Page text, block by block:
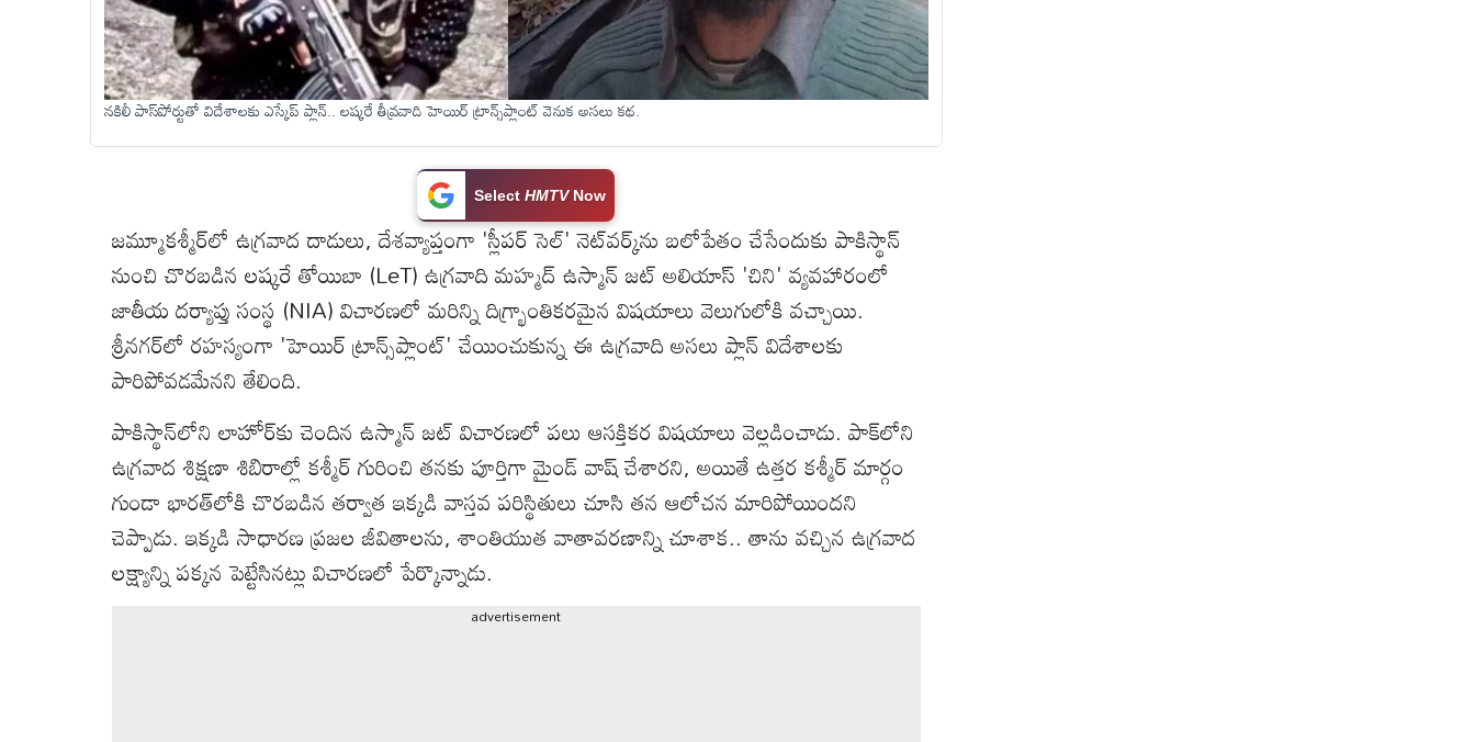
వ్యవసాయం
ఆటోమొబైల్
నకిలీ పాస్‌పోర్టుతో విదేశాలకు ఎస్కేప్ ప్లాన్.. లష్కరే తీవ్రవాది హెయిర్ ట్రాన్స్‌ప్లాంట్ వెనుక అసలు కథ.
SelectHMTVNow
జమ్మూకశ్మీర్‌లో ఉగ్రవాద దాడులు, దేశవ్యాప్తంగా 'స్లీపర్ సెల్' నెట్‌వర్క్‌ను బలోపేతం చేసేందుకు పాకిస్థాన్
నుంచి చొరబడిన లష్కరే తోయిబా (LeT) ఉగ్రవాది మహ్మద్ ఉస్మాన్ జట్ అలియాస్ 'చిని' వ్యవహారంలో
జాతీయ దర్యాప్తు సంస్థ (NIA) విచారణలో మరిన్ని దిగ్భ్రాంతికరమైన విషయాలు వెలుగులోకి వచ్చాయి.
శ్రీనగర్‌లో రహస్యంగా 'హెయిర్ ట్రాన్స్‌ప్లాంట్' చేయించుకున్న ఈ ఉగ్రవాది అసలు ప్లాన్ విదేశాలకు
పారిపోవడమేనని తేలింది.
పాకిస్థాన్‌లోని లాహోర్‌కు చెందిన ఉస్మాన్ జట్ విచారణలో పలు ఆసక్తికర విషయాలు వెల్లడించాడు. పాక్‌లోని
ఉగ్రవాద శిక్షణా శిబిరాల్లో కశ్మీర్ గురించి తనకు పూర్తిగా మైండ్ వాష్ చేశారని, అయితే ఉత్తర కశ్మీర్ మార్గం
గుండా భారత్‌లోకి చొరబడిన తర్వాత ఇక్కడి వాస్తవ పరిస్థితులు చూసి తన ఆలోచన మారిపోయిందని
చెప్పాడు. ఇక్కడి సాధారణ ప్రజల జీవితాలను, శాంతియుత వాతావరణాన్ని చూశాక.. తాను వచ్చిన ఉగ్రవాద
లక్ష్యాన్ని పక్కన పెట్టేసినట్లు విచారణలో పేర్కొన్నాడు.
advertisement